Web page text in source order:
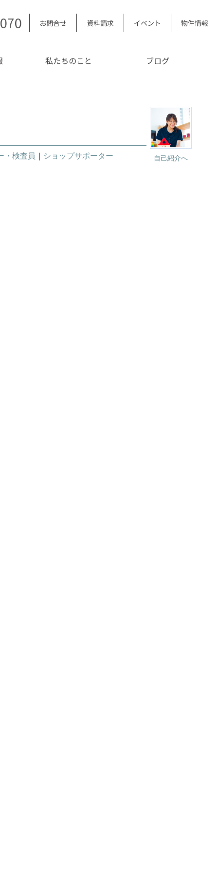
お問合せ 資料請求 イベント 物件情報
私たちのこと ブログ
自己紹介へ
・検査員 ショップサポーター